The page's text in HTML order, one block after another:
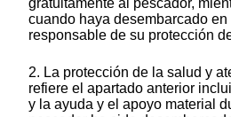
gratuitamente al pescador,
cuando haya desembarcado
responsable de su protección
2. La protección de la salud y
refiere el apartado anterior
y la ayuda y el apoyo material